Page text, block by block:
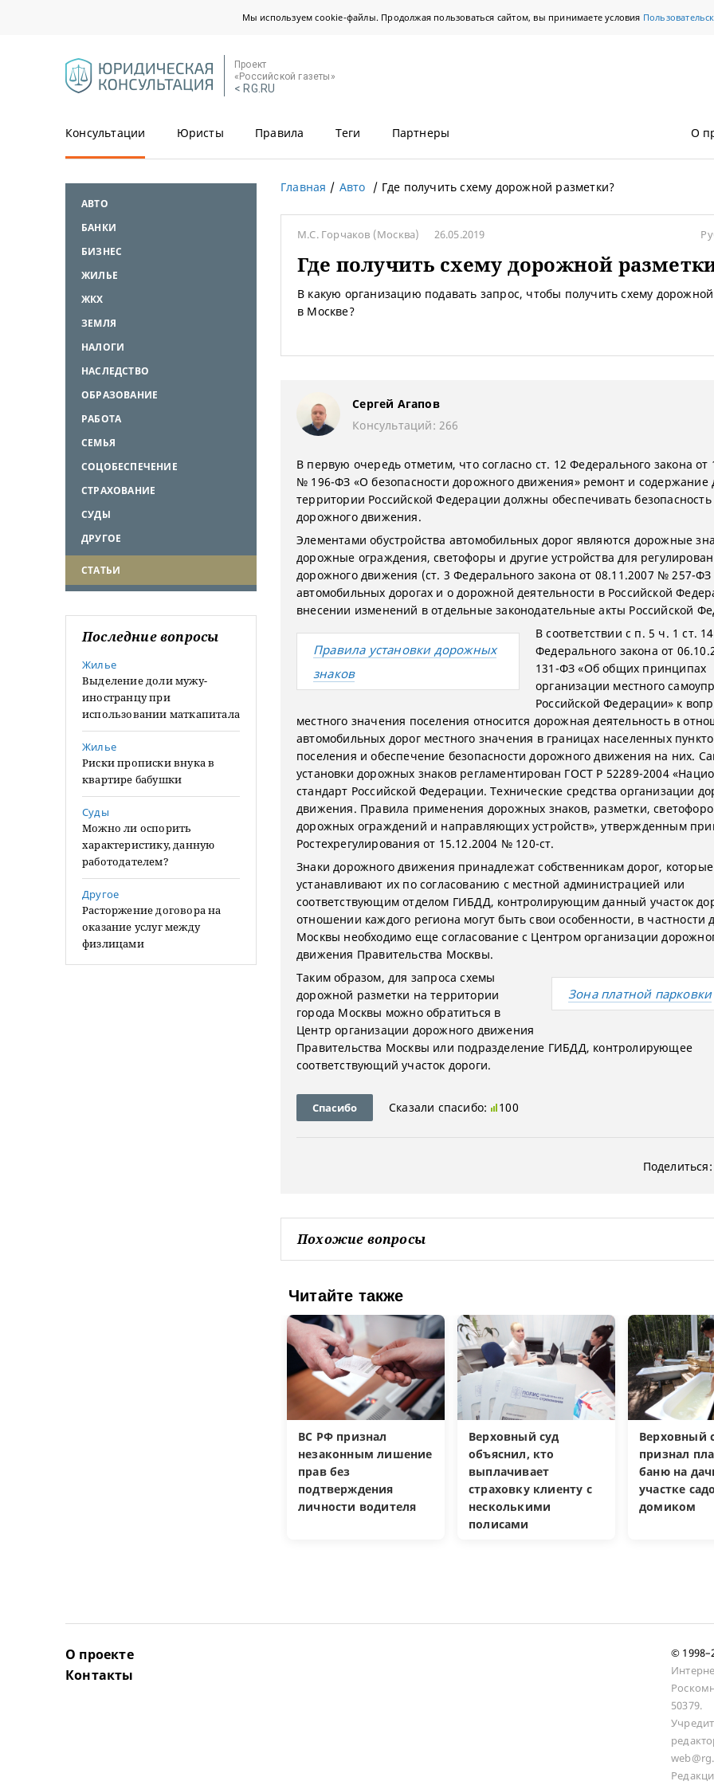
Мы используем cookie-файлы. Продолжая пользоваться сайтом, вы принимаете условия
Проект
«Российской газеты»
< RG.RU
Консультации Юристы Правила Теги Партнеры О
АВТО
БАНКИ
БИЗНЕС
ЖИЛЬЕ
ЖКХ
ЗЕМЛЯ
НАЛОГИ
НАСЛЕДСТВО
ОБРАЗОВАНИЕ
РАБОТА
СЕМЬЯ
СОЦОБЕСПЕЧЕНИЕ
СТРАХОВАНИЕ
СУДЫ
ДРУГОЕ
СТАТЬИ
Последние вопросы
Жилье
Выделение доли мужу-
иностранцу при
использовании маткапитала
Жилье
Риски прописки внука в
квартире бабушки
Суды
Можно ли оспорить
характеристику, данную
работодателем?
Другое
Расторжение договора на
оказание услуг между
физлицами
Главная Авто Где получить схему дорожной разметки?
М.С. Горчаков (Москва) 26.05.2019
Где получить схему дорожной
В какую организацию подавать запрос, чтобы получить схему
в Москве?
Сергей Агапов
Консультаций: 266
В первую очередь отметим, что согласно ст. 12 Федерального закона от
№ 196-ФЗ «О безопасности дорожного движения» ремонт и содержание
территории Российской Федерации должны обеспечивать безопасность
дорожного движения.
Элементами обустройства автомобильных дорог являются дорожные
дорожные ограждения, светофоры и другие устройства для
дорожного движения (ст. 3 Федерального закона от 08.11.2007 № 257-
автомобильных дорогах и о дорожной деятельности в Российской
внесении изменений в отдельные законодательные акты Российской
Правила установки дорожных
знаков
В соответствии с п. 5 ч. 1 ст. 14
Федерального закона от
131-ФЗ «Об общих принципах
организации местного
Российской Федерации» к
местного значения поселения относится дорожная деятельность в
автомобильных дорог местного значения в границах населенных
поселения и обеспечение безопасности дорожного движения на них.
установки дорожных знаков регламентирован ГОСТ Р 52289-2004
стандарт Российской Федерации. Технические средства организации
движения. Правила применения дорожных знаков, разметки,
дорожных ограждений и направляющих устройств», утвержденным
Ростехрегулирования от 15.12.2004 № 120-ст.
Знаки дорожного движения принадлежат собственникам дорог, которые
устанавливают их по согласованию с местной администрацией или
соответствующим отделом ГИБДД, контролирующим данный участок
отношении каждого региона могут быть свои особенности, в частности
Москвы необходимо еще согласование с Центром организации
движения Правительства Москвы.
Зона платной парковки
Таким образом, для запроса схемы
дорожной разметки на территории
города Москвы можно обратиться в
Центр организации дорожного движения
Правительства Москвы или подразделение ГИБДД, контролирующее
соответствующий участок дороги.
Спасибо Сказали спасибо: 100
Поделиться:
Похожие вопросы
Читайте также
ВС РФ признал
незаконным лишение
прав без
подтверждения
личности водителя
Верховный суд
объяснил, кто
выплачивает
страховку клиенту с
несколькими
полисами
Верховный
признал
баню на
участке
домиком
О проекте
Контакты
©
50379.